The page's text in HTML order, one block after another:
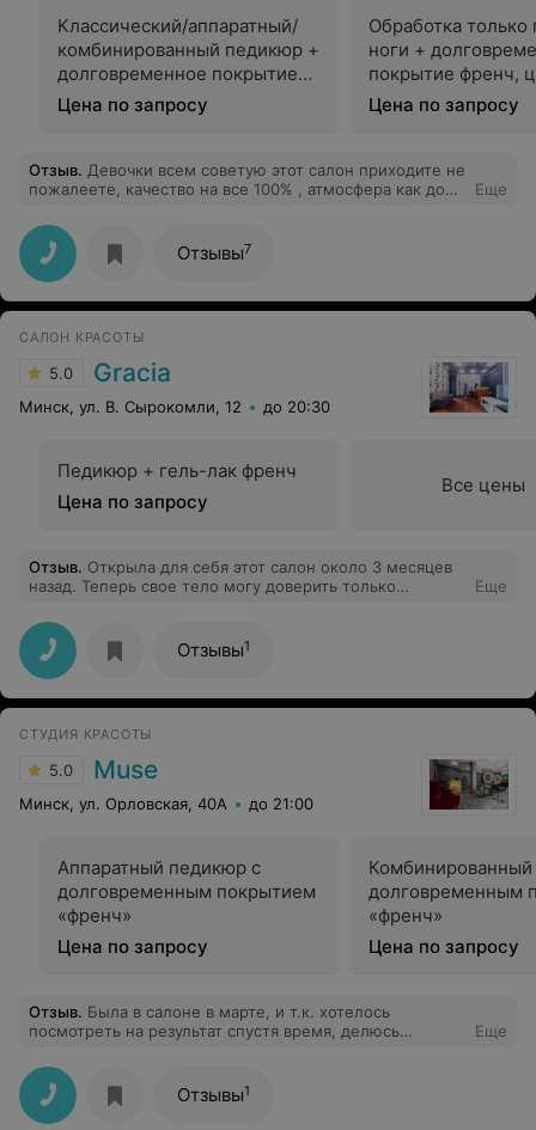
Классический/аппаратный/
комбинированный педикюр +
долговременное покрытие
френч, цветной френч, кошки
Цена по запросу
Обработка только
ноги +
покрытие френч,
френч, кошки
Цена по запросу
Отзыв. Девочки всем советую этот салон приходите не
пожалеете, качество на все 100% , атмосфера как дома
Еще
Отзывы7
САЛОН КРАСОТЫ
5.0 Gracia
Минск, ул. В. Сырокомли, 12 до 20:30
Педикюр + гель-лак френч
Цена по запросу
Все цены
Отзыв. Открыла для себя этот салон около 3 месяцев
назад. Теперь свое тело могу доверить только
индивидуальный подход, профессиональные
сотрудники. Особенно радуют цены) Спасибо за вашу
работу ❤️! Салон однозначно рекомендую!
Еще
Отзывы1
СТУДИЯ КРАСОТЫ
5.0 Muse
Минск, ул. Орловская, 40А до 21:00
Аппаратный педикюр с
долговременным покрытием
«френч»
Цена по запросу
долговременным
«френч»
Цена по запросу
Отзыв. Была в салоне в марте, и т.к. хотелось
посмотреть на результат спустя время, делюсь
студия и душевная атмосфера в ней. Все сотрудники
приветливы и доброжелательны! Очень располагает к
общению девушка-администратор! Делала стрижку у
Еще
Отзывы1